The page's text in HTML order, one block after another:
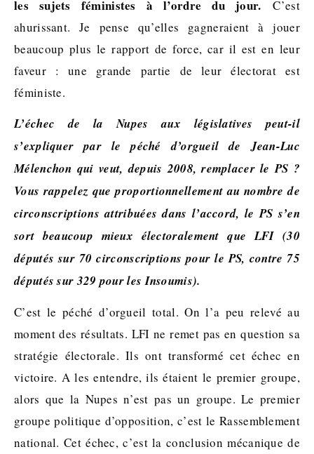
les sujets féministes à l’ordre du jour. C’est
ahurissant. Je pense qu’elles gagneraient à jouer
beaucoup plus le rapport de force, car il est en leur
faveur : une grande partie de leur électorat est
féministe.
L’échec de la Nupes aux législatives peut-il
s’expliquer par le péché d’orgueil de Jean-Luc
Mélenchon qui veut, depuis 2008, remplacer le PS ?
Vous rappelez que proportionnellement au nombre de
circonscriptions attribuées dans l’accord, le PS s’en
sort beaucoup mieux électoralement que LFI (30
députés sur 70 circonscriptions pour le PS, contre 75
députés sur 329 pour les Insoumis).
C’est le péché d’orgueil total. On l’a peu relevé au
moment des résultats. LFI ne remet pas en question sa
stratégie électorale. Ils ont transformé cet échec en
victoire. A les entendre, ils étaient le premier groupe,
alors que la Nupes n’est pas un groupe. Le premier
groupe politique d’opposition, c’est le Rassemblement
national. Cet échec, c’est la conclusion mécanique de